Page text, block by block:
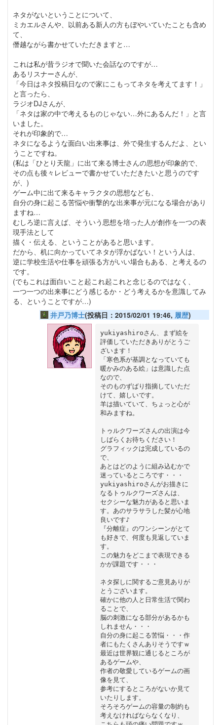
ネタがないということについて、
ミカエルさんや、以前ある新人の方もぼやいていたことも含め
て、
僭越ながら書かせていただきますと…
これは私が昔ラジオで聞いた会話なのですが…
あるリスナーさんが、
「今日はネタ投稿日なので家にこもってネタを考えてます！」
と言ったら、
ラジオDJさんが、
「ネタは家の中で考えるものじゃない…外にあるんだ！」と言
いました。
それが印象的で…
ネタになるような面白い出来事は、外で発生するんだよ、とい
うことですね。
(私は「ひとり天龍」に出て来る博士さんの思想が印象的で、
その点も後々レビューで書かせていただきたいと思うのです
が、)
ゲーム中に出て来るキャラクタの思想なども、
自分の身に起こる苦悩や衝撃的な出来事が元になる場合があり
ますね…
むしろ逆に言えば、そういう思想を培った人が創作を一つの表
現手法として
描く・伝える、ということがあると思います。
だから、机に向かっていてネタが浮かばない！という人は、
逆に学校生活や仕事を頑張る方がいい場合もある、と考えるの
です。
(でもこれは面白いこと起これ起これと念じるのではなく、
一つ一つの出来事にどう感じるか・どう考えるかを意識してみ
る、ということですが…)
井戸乃博士(投稿日：2015/02/01 19:46, 履歴)
yukiyashiroさん、まず絵を
評価していただきありがとうご
ざいます！
「寒色系が基調となっていても
暖かみのある絵」は意識した点
なので、
そのものずばり指摘していただ
けて、嬉しいです。
羊は描いていて、ちょっと心が
和みますね。
トゥルクワーズさんの出演は今
しばらくお待ちください！
グラフィックは完成しているの
で、
あとはどのように組み込むかで
迷っているところです・・・
yukiyashiroさんがお描きに
なるトゥルクワーズさんは、
セクシーな魅力があると思いま
す。あのサラサラした髪が心地
良いです♪
『分離症』のワンシーンがとて
も好きで、何度も見返していま
す。
この魅力をどこまで表現できる
かが課題です・・・
ネタ探しに関するご意見ありが
とうございます。
確かに他の人と日常生活で関わ
ることで、
脳の刺激になる部分があるかも
しれません・・・
自分の身に起こる苦悩・・・作
者にもたくさんありそうですｗ
最近は世界観に通じるところが
あるゲームや、
作者の敬愛しているゲームの画
像を見て、
参考にするところがないか見て
いたりします。
そろそろゲームの容量の制約も
考えなければならなくなり、